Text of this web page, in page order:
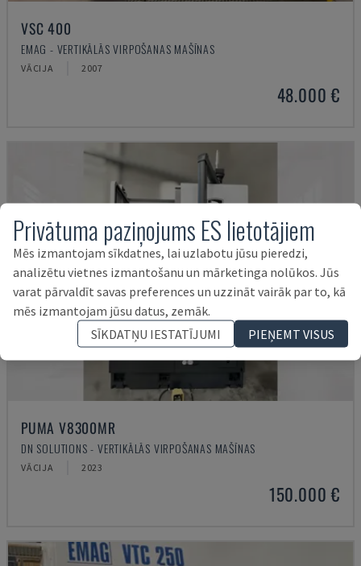
VSC 400
EMAG - VERTIKĀLĀS VIRPOŠANAS MAŠĪNAS
VĀCIJA 2007
48.000 €
PUMA V8300MR
DN SOLUTIONS - VERTIKĀLĀS VIRPOŠANAS MAŠĪNAS
VĀCIJA 2023
150.000 €
Privātuma paziņojums ES lietotājiem
Mēs izmantojam sīkdatnes, lai uzlabotu jūsu pieredzi,
analizētu vietnes izmantošanu un mārketinga nolūkos. Jūs
varat pārvaldīt savas preferences un uzzināt vairāk par to, kā
mēs izmantojam jūsu datus, zemāk.
SĪKDATŅU IESTATĪJUMI
PIEŅEMT VISUS